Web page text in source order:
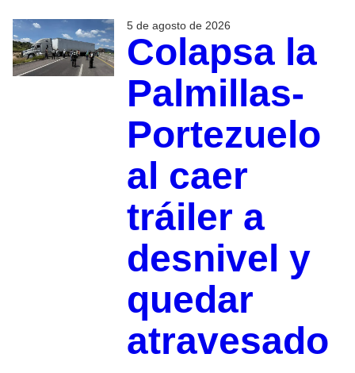
5 de agosto de 2026
Colapsa la
Palmillas-
Portezuelo
al caer
tráiler a
desnivel y
quedar
atravesado